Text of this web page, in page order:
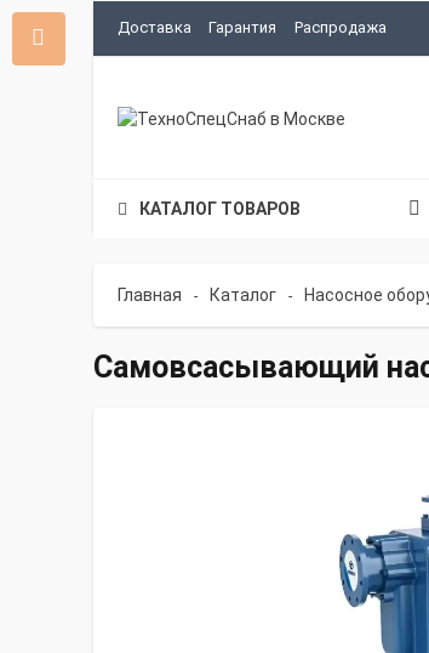
Доставка Гарантия Распродажа
КАТАЛОГ ТОВАРОВ
Главная - Каталог - Насосное
Самовсасывающий